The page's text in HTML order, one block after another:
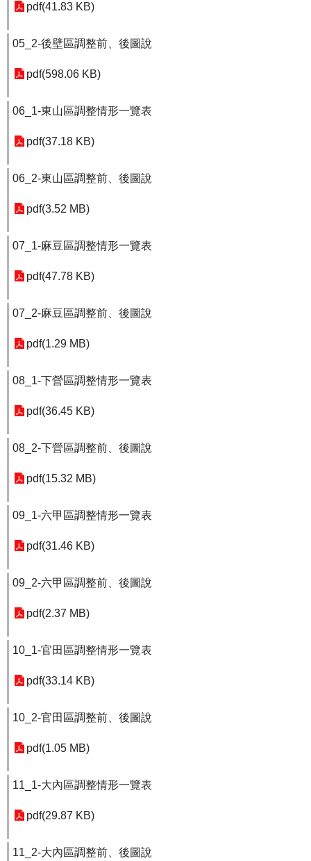
pdf(41.83 KB)
05_2-後壁區調整前、後圖說
pdf(598.06 KB)
06_1-東山區調整情形一覽表
pdf(37.18 KB)
06_2-東山區調整前、後圖說
pdf(3.52 MB)
07_1-麻豆區調整情形一覽表
pdf(47.78 KB)
07_2-麻豆區調整前、後圖說
pdf(1.29 MB)
08_1-下營區調整情形一覽表
pdf(36.45 KB)
08_2-下營區調整前、後圖說
pdf(15.32 MB)
09_1-六甲區調整情形一覽表
pdf(31.46 KB)
09_2-六甲區調整前、後圖說
pdf(2.37 MB)
10_1-官田區調整情形一覽表
pdf(33.14 KB)
10_2-官田區調整前、後圖說
pdf(1.05 MB)
11_1-大內區調整情形一覽表
pdf(29.87 KB)
11_2-大內區調整前、後圖說